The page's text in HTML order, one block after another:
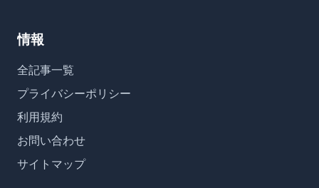
情報
全記事一覧
プライバシーポリシー
利用規約
お問い合わせ
サイトマップ